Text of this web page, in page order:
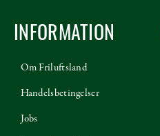
INFORMATION
Om Friluftsland
Handelsbetingelser
Jobs